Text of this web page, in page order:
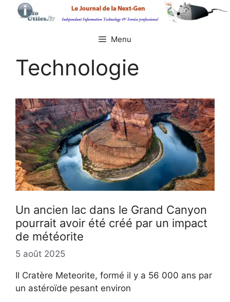
Aller
Menu
Technologie
Un ancien lac dans le Grand Canyon
pourrait avoir été créé par un impact
de météorite
5 août 2025
Il Cratère Meteorite, formé il y a 56 000 ans par
un astéroïde pesant environ